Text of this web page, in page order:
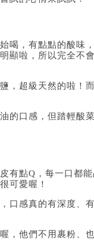
喝，有點點的酸味
顯啦，所以完全不
，超級天然的啦！
的口感，但踏輕酸
有點Q，每一口都
可愛喔！
口感真的有深度、
，他們不用裹粉、